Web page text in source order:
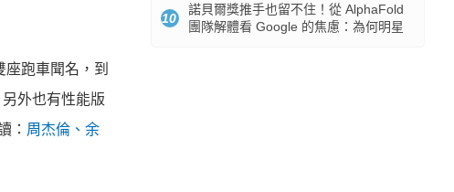
跑車聞名，到
外也有性能版
： 周杰倫、余
10
諾貝爾獎推手也留不住！從 AlphaFold
團隊解體看 Google 的焦慮：為何明星